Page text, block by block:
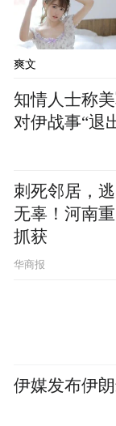
爽文
知情人士称
对伊战事“退
刺死邻居，
无辜！河南
抓获
华商报
伊媒发布伊